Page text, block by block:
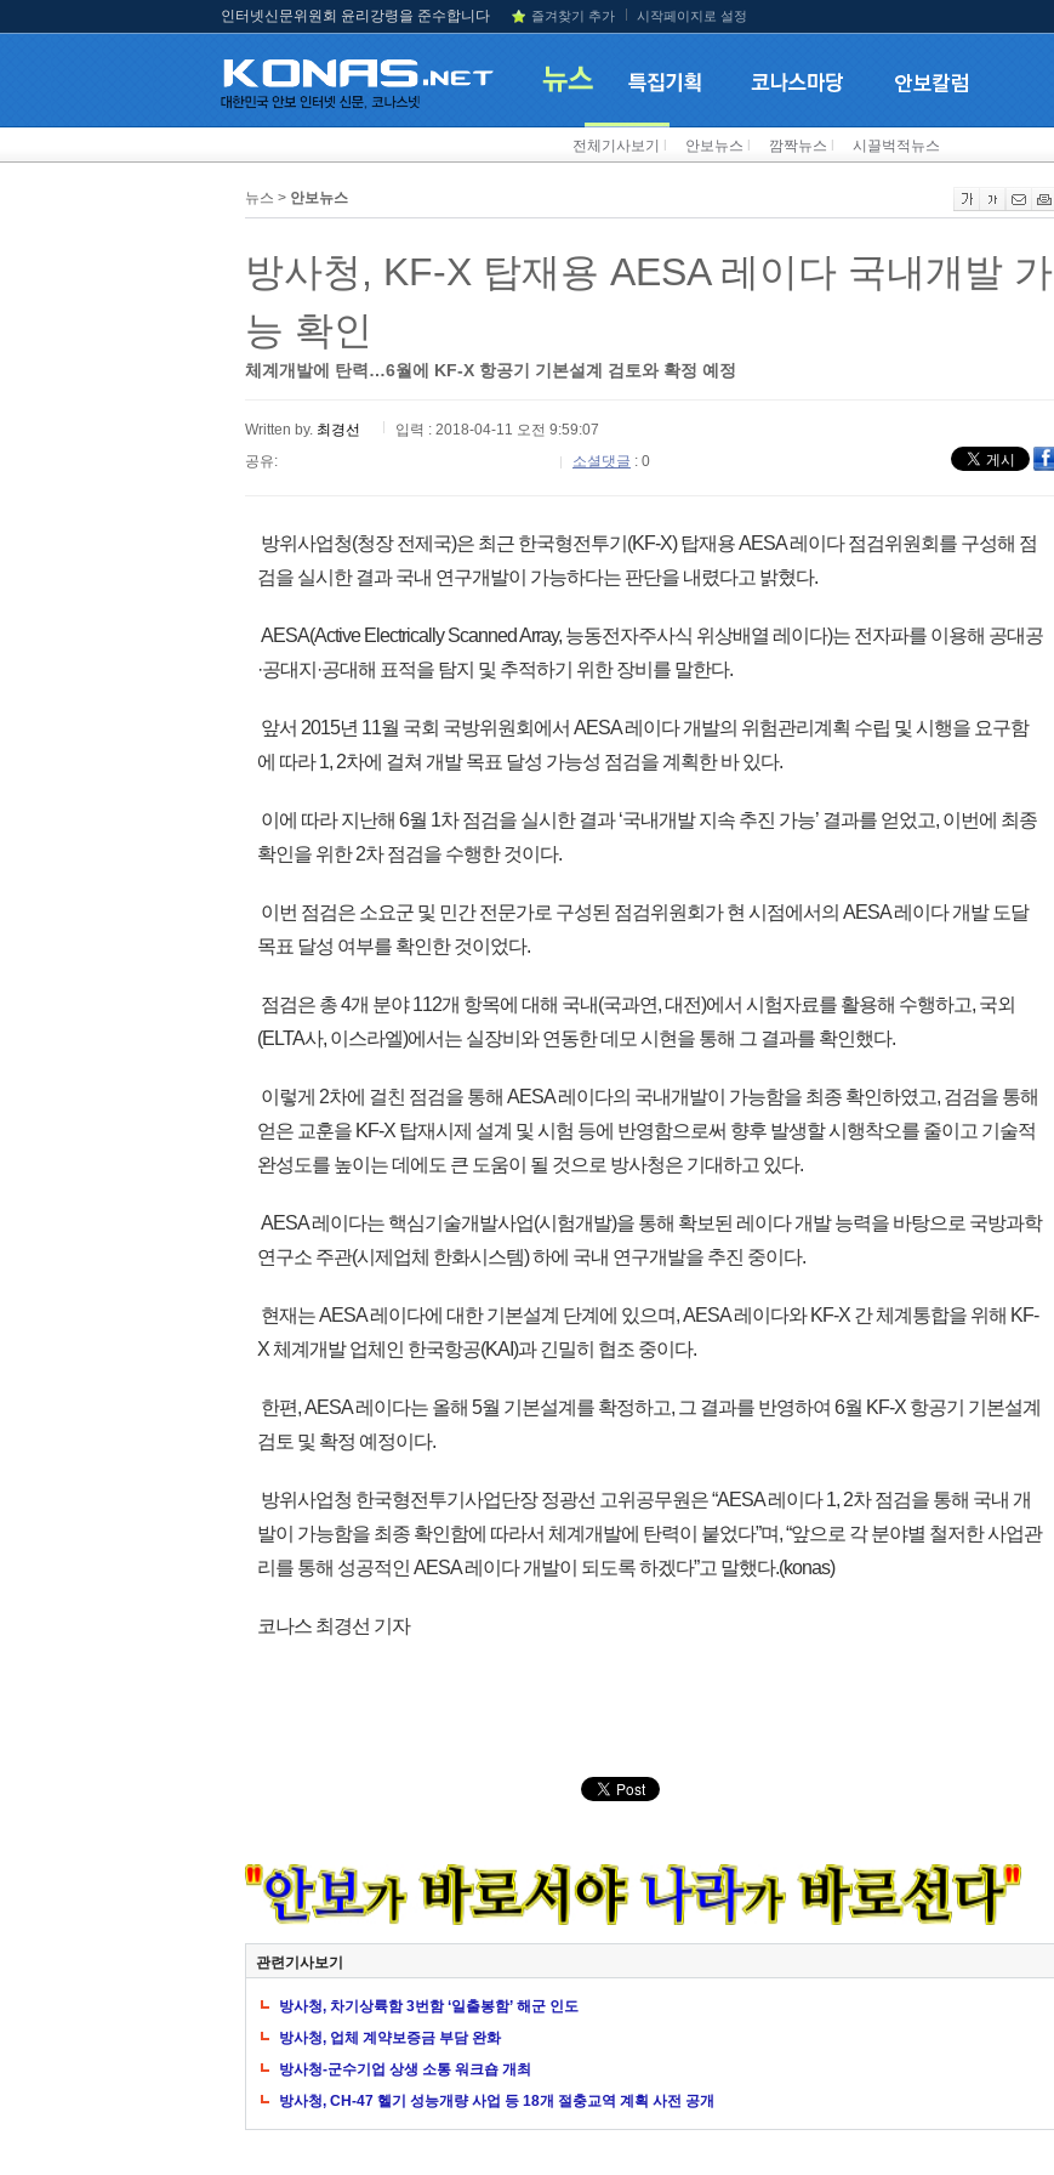
인터넷신문위원회 윤리강령을 준수합니다 즐겨찾기 추가 시작페이지로 설정
전체기사보기 안보뉴스 깜짝뉴스 시끌벅적뉴스
뉴스 > 안보뉴스
방사청, KF-X 탑재용 AESA 레이다 국내개발 가
능 확인
체계개발에 탄력…6월에 KF-X 항공기 기본설계 검토와 확정 예정
Written by. 최경선
입력 : 2018-04-11 오전 9:59:07
공유:
소셜댓글 : 0
방위사업청(청장 전제국)은 최근 한국형전투기(KF-X) 탑재용 AESA 레이다 점검위원회를 구성해 점
검을 실시한 결과 국내 연구개발이 가능하다는 판단을 내렸다고 밝혔다.
AESA(Active Electrically Scanned Array, 능동전자주사식 위상배열 레이다)는 전자파를 이용해 공대공
·공대지·공대해 표적을 탐지 및 추적하기 위한 장비를 말한다.
앞서 2015년 11월 국회 국방위원회에서 AESA 레이다 개발의 위험관리계획 수립 및 시행을 요구함
에 따라 1, 2차에 걸쳐 개발 목표 달성 가능성 점검을 계획한 바 있다.
이에 따라 지난해 6월 1차 점검을 실시한 결과 ‘국내개발 지속 추진 가능’ 결과를 얻었고, 이번에 최종
확인을 위한 2차 점검을 수행한 것이다.
이번 점검은 소요군 및 민간 전문가로 구성된 점검위원회가 현 시점에서의 AESA 레이다 개발 도달
목표 달성 여부를 확인한 것이었다.
점검은 총 4개 분야 112개 항목에 대해 국내(국과연, 대전)에서 시험자료를 활용해 수행하고, 국외
(ELTA사, 이스라엘)에서는 실장비와 연동한 데모 시현을 통해 그 결과를 확인했다.
이렇게 2차에 걸친 점검을 통해 AESA 레이다의 국내개발이 가능함을 최종 확인하였고, 검검을 통해
얻은 교훈을 KF-X 탑재시제 설계 및 시험 등에 반영함으로써 향후 발생할 시행착오를 줄이고 기술적
완성도를 높이는 데에도 큰 도움이 될 것으로 방사청은 기대하고 있다.
AESA 레이다는 핵심기술개발사업(시험개발)을 통해 확보된 레이다 개발 능력을 바탕으로 국방과학
연구소 주관(시제업체 한화시스템) 하에 국내 연구개발을 추진 중이다.
현재는 AESA 레이다에 대한 기본설계 단계에 있으며, AESA 레이다와 KF-X 간 체계통합을 위해 KF-
X 체계개발 업체인 한국항공(KAI)과 긴밀히 협조 중이다.
한편, AESA 레이다는 올해 5월 기본설계를 확정하고, 그 결과를 반영하여 6월 KF-X 항공기 기본설계
검토 및 확정 예정이다.
방위사업청 한국형전투기사업단장 정광선 고위공무원은 “AESA 레이다 1, 2차 점검을 통해 국내 개
발이 가능함을 최종 확인함에 따라서 체계개발에 탄력이 붙었다”며, “앞으로 각 분야별 철저한 사업관
리를 통해 성공적인 AESA 레이다 개발이 되도록 하겠다”고 말했다.(konas)
코나스 최경선 기자
관련기사보기
방사청, 차기상륙함 3번함 ‘일출봉함’ 해군 인도
방사청, 업체 계약보증금 부담 완화
방사청-군수기업 상생 소통 워크숍 개최
방사청, CH-47 헬기 성능개량 사업 등 18개 절충교역 계획 사전 공개